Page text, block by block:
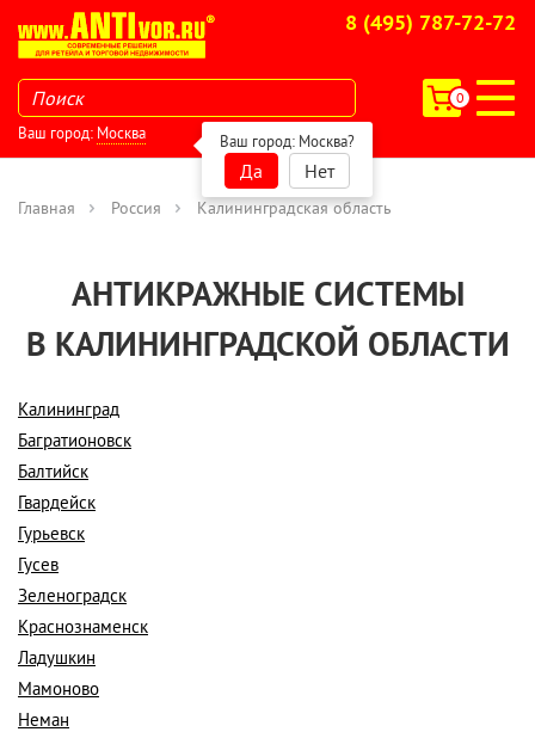
8 (495) 787-72-72
0
Ваш город: Москва Ваш город: Москва?
Да Нет
Главная Россия Калининградская область
АНТИКРАЖНЫЕ СИСТЕМЫ
В КАЛИНИНГРАДСКОЙ ОБЛАСТИ
Калининград
Багратионовск
Балтийск
Гвардейск
Гурьевск
Гусев
Зеленоградск
Краснознаменск
Ладушкин
Мамоново
Неман